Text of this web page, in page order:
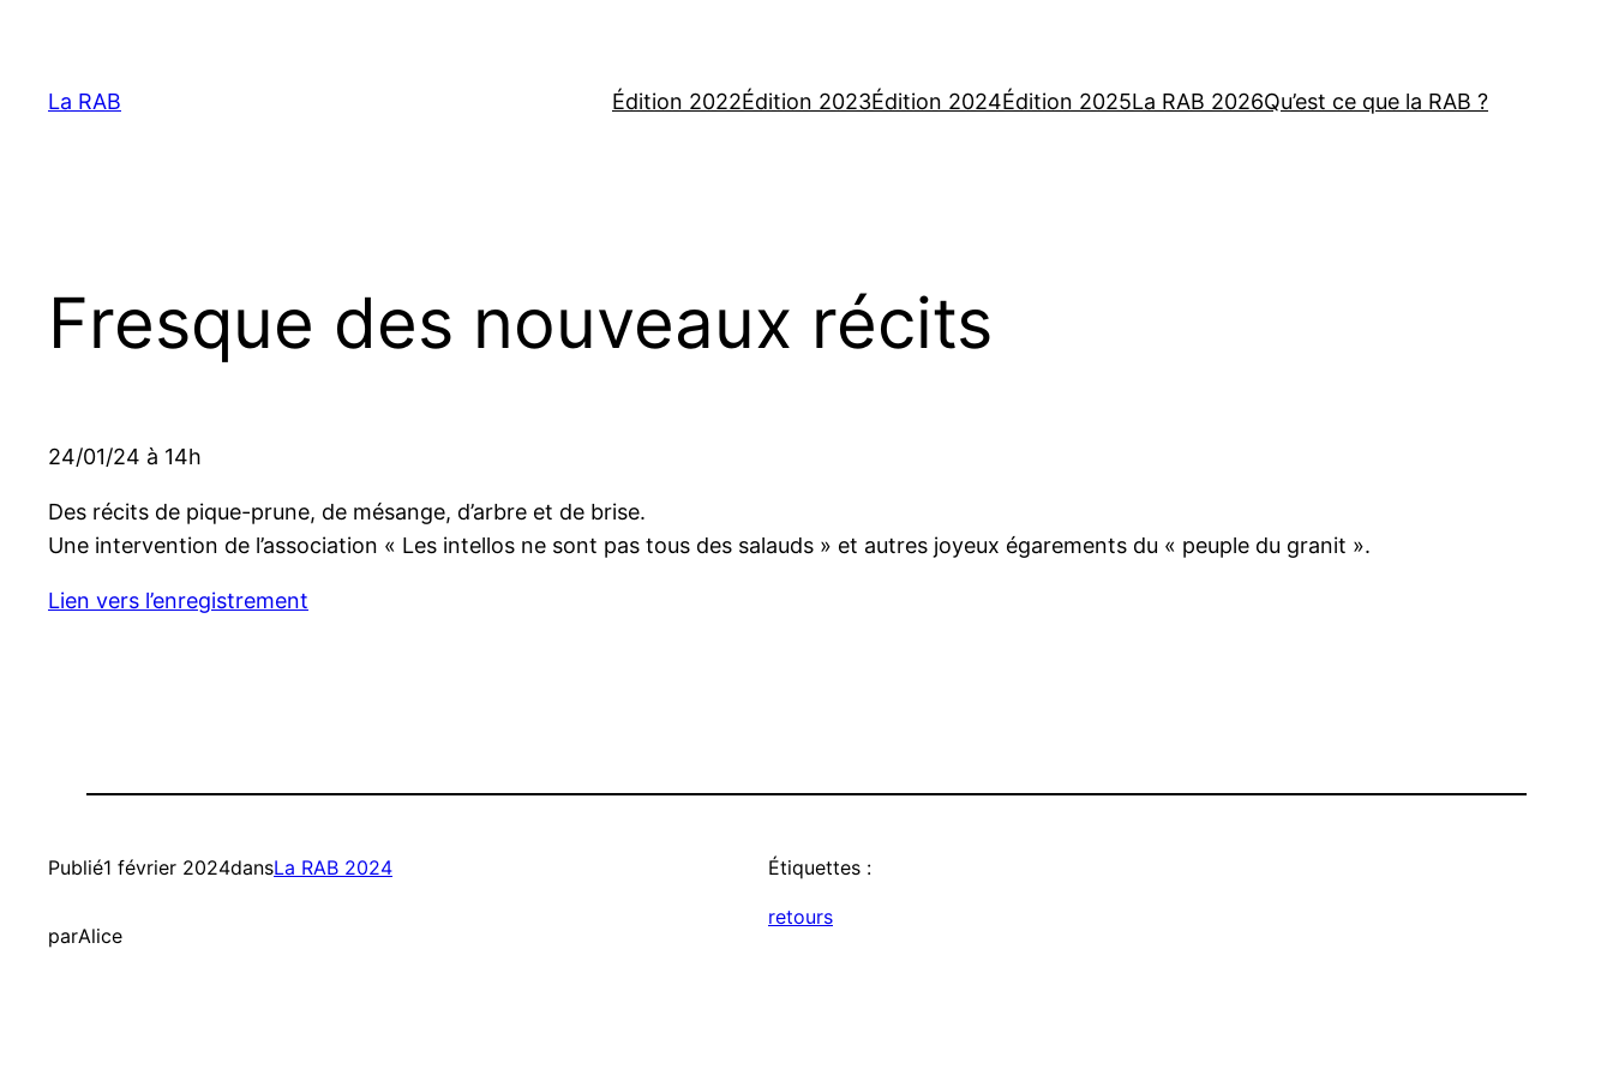
contenu
La RAB Édition 2022Édition 2023Édition 2024Édition 2025La RAB 2026Qu’est ce que la RAB ?
Fresque des nouveaux récits
24/01/24 à 14h
Des récits de pique-prune, de mésange, d’arbre et de brise.
Une intervention de l’association « Les intellos ne sont pas tous des salauds » et autres joyeux égarements du « peuple du granit ».
Lien vers l’enregistrement
Publié1 février 2024dansLa RAB 2024
parAlice
Étiquettes :
retours